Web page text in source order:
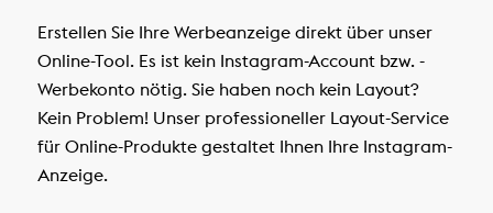
Erstellen Sie Ihre Werbeanzeige direkt über unser
Online-Tool. Es ist kein Instagram-Account bzw. -
Werbekonto nötig. Sie haben noch kein Layout?
Kein Problem! Unser professioneller Layout-Service
für Online-Produkte gestaltet Ihnen Ihre Instagram-
Anzeige.